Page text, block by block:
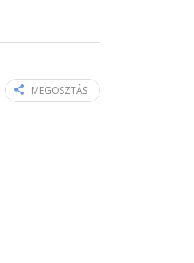
MEGOSZTÁS